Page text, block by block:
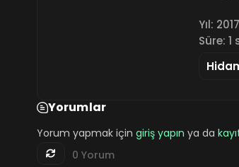
Yıl: 2017
Süre: 1
Yorumlar
Yorum yapmak için giriş yapın ya da
0 Yorum